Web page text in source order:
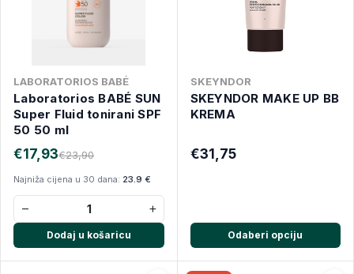
LABORATORIOS BABÉ
Laboratorios BABÉ SUN
Super Fluid tonirani SPF
50 50 ml
€23,90
€17,93
Najniža cijena u 30 dana: 23.9 €
− +
Dodaj u košaricu
SKEYNDOR
SKEYNDOR MAKE UP BB
KREMA
€31,75
Odaberi opciju